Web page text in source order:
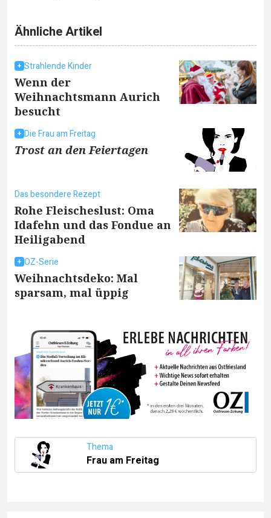
Ähnliche Artikel
Strahlende Kinder
Wenn der
Weihnachtsmann Aurich
besucht
Die Frau am Freitag
Trost an den Feiertagen
Das besondere Rezept
Rohe Fleischeslust: Oma
Idafehn und das Fondue an
Heiligabend
OZ-Serie
Weihnachtsdeko: Mal
sparsam, mal üppig
Thema
Frau am Freitag